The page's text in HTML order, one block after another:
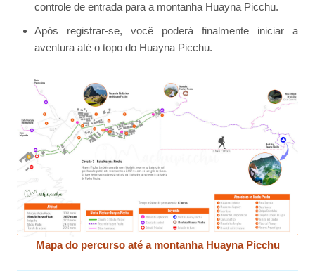
controle de entrada para a montanha Huayna Picchu.
Após registrar-se, você poderá finalmente iniciar a
aventura até o topo do Huayna Picchu.
Mapa do percurso até a montanha Huayna Picchu